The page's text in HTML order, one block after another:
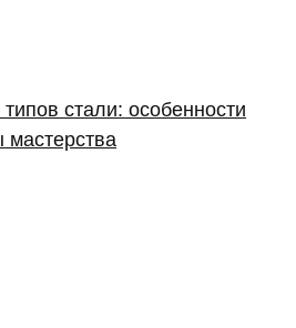
стали: особенности
мастерства